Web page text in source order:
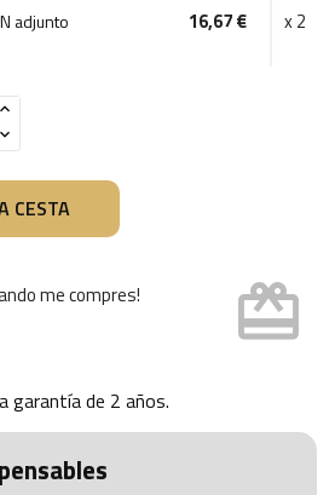
adjunto 16,67 € x 2
CESTA
me compres!
card_giftcard
garantía de 2 años.